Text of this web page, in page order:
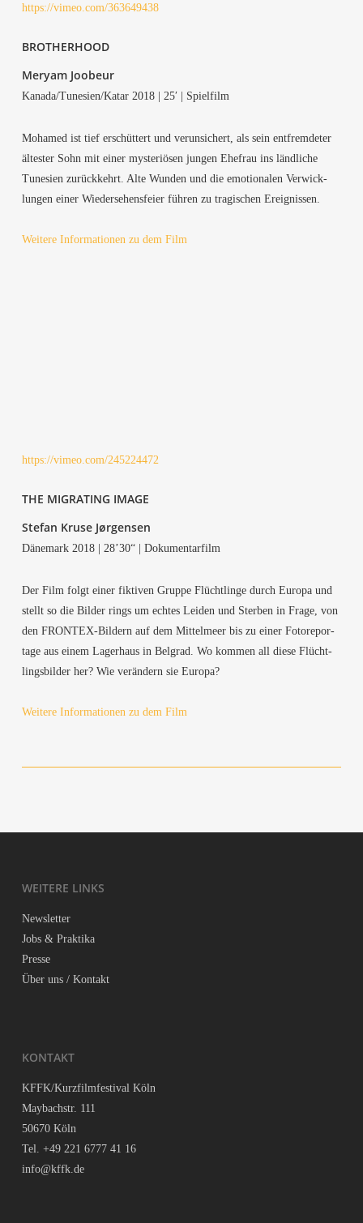
https://vimeo.com/363649438
BROT­HER­HOOD
Meryam Joo­be­ur
Kanada/Tunesien/Katar 2018 | 25′ | Spielfilm
Moha­med ist tief erschüt­tert und ver­un­si­chert, als sein ent­frem­de­ter
ältes­ter Sohn mit einer mys­te­riö­sen jun­gen Ehe­frau ins länd­li­che
Tune­si­en zurück­kehrt. Alte Wun­den und die emo­tio­na­len Ver­wick­
lun­gen einer Wie­der­se­hens­fei­er füh­ren zu tra­gi­schen Ereignissen.
Wei­te­re Infor­ma­tio­nen zu dem Film
https://vimeo.com/245224472
THE MIGRA­TING IMAGE
Ste­fan Kru­se Jørgensen
Däne­mark 2018 | 28’30“ | Dokumentarfilm
Der Film folgt einer fik­ti­ven Grup­pe Flücht­lin­ge durch Euro­pa und
stellt so die Bil­der rings um ech­tes Lei­den und Ster­ben in Fra­ge, von
den FRON­TEX-Bil­dern auf dem Mit­tel­meer bis zu einer Foto­re­por­
ta­ge aus einem Lager­haus in Bel­grad. Wo kom­men all die­se Flücht­
lings­bil­der her? Wie ver­än­dern sie Europa?
Wei­te­re Infor­ma­tio­nen zu dem Film
WEI­TE­RE LINKS
News­let­ter
Jobs & Praktika
Pres­se
Über uns / Kontakt
KON­TAKT
KFFK/Kurzfilmfestival Köln
May­bach­str. 111
50670 Köln
Tel. +49 221 6777 41 16
info@kffk.de